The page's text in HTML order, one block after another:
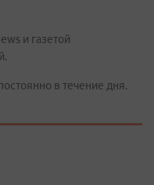
и газетой
в течение дня.